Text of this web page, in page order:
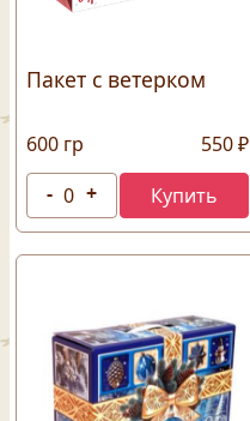
Пакет с ветерком
600 гр 550 ₽